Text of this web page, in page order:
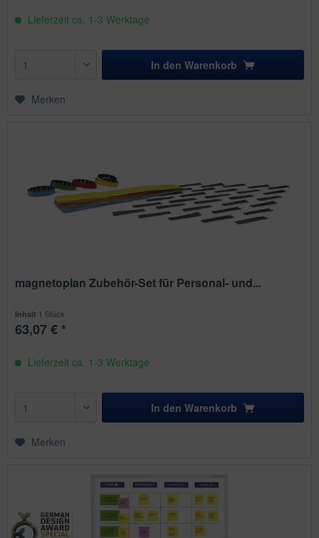
Lieferzeit ca. 1-3 Werktage
In den Warenkorb
Merken
magnetoplan Zubehör-Set für Personal- und...
Inhalt 1 Stück
63,07 € *
Lieferzeit ca. 1-3 Werktage
In den Warenkorb
Merken